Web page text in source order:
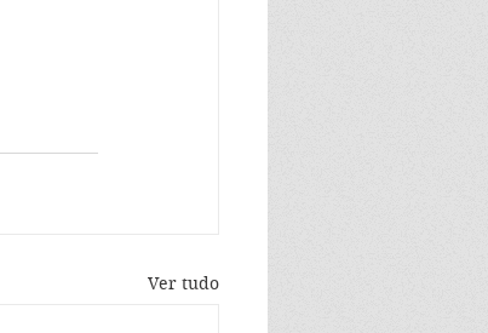
Ver tudo